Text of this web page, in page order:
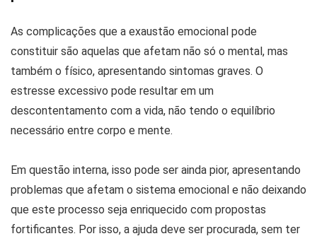
As complicações que a exaustão emocional pode
constituir são aquelas que afetam não só o mental, mas
também o físico, apresentando sintomas graves. O
estresse excessivo pode resultar em um
descontentamento com a vida, não tendo o equilíbrio
necessário entre corpo e mente.
Em questão interna, isso pode ser ainda pior, apresentando
problemas que afetam o sistema emocional e não deixando
que este processo seja enriquecido com propostas
fortificantes. Por isso, a ajuda deve ser procurada, sem ter